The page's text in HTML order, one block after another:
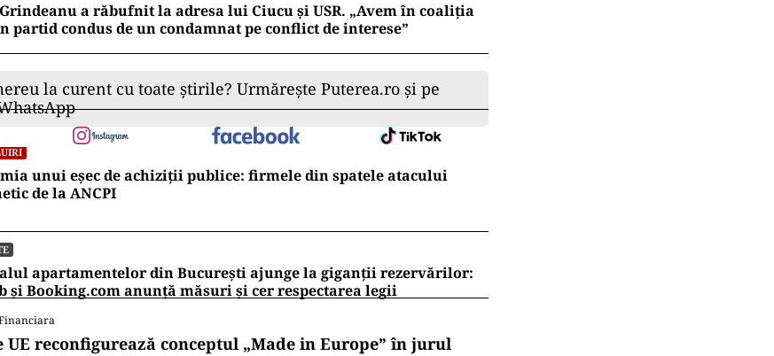
a răbufnit la adresa lui Ciucu și USR. „Avem în coaliția
partid condus de un condamnat pe conflict de interese”
la curent cu toate știrile? Urmărește Puterea.ro și pe
unui eșec de achiziții publice: firmele din spatele atacului
de la ANCPI
apartamentelor din București ajunge la giganții rezervărilor:
și Booking.com anunță măsuri și cer respectarea legii
UE reconfigurează conceptul „Made in Europe” în jurul